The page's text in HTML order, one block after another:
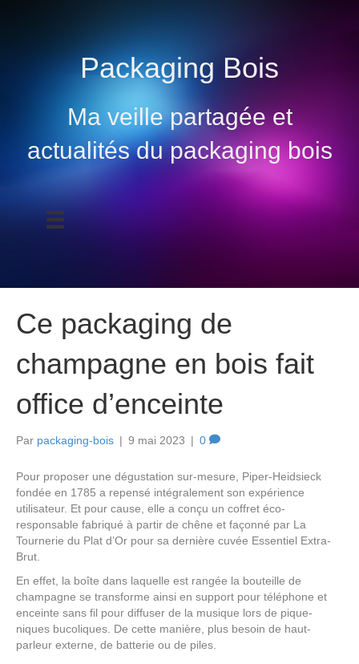
Packaging Bois
Ma veille partagée et
actualités du packaging bois
Ce packaging de
champagne en bois fait
office d’enceinte
Par packaging-bois | 9 mai 2023 | 0
Pour proposer une dégustation sur-mesure, Piper-Heidsieck
fondée en 1785 a repensé intégralement son expérience
utilisateur. Et pour cause, elle a conçu un coffret éco-
responsable fabriqué à partir de chêne et façonné par La
Tournerie du Plat d’Or pour sa dernière cuvée Essentiel Extra-
Brut.
En effet, la boîte dans laquelle est rangée la bouteille de
champagne se transforme ainsi en support pour téléphone et
enceinte sans fil pour diffuser de la musique lors de pique-
niques bucoliques. De cette manière, plus besoin de haut-
parleur externe, de batterie ou de piles.